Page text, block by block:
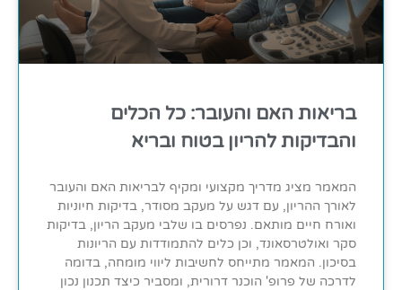
בריאות האם והעובר: כל הכלים
והבדיקות להריון בטוח ובריא
המאמר מציג מדריך מקצועי ומקיף לבריאות האם והעובר
לאורך ההריון, עם דגש על מעקב מסודר, בדיקות חיוניות
ואורח חיים מותאם. נפרסים בו שלבי מעקב הריון, בדיקות
סקר ואולטרסאונד, וכן כלים להתמודדות עם הריונות
בסיכון. המאמר מתייחס לחשיבות ליווי מומחה, בדומה
לדרכה של פרופ' הוכנר דרורית, ומסביר כיצד תכנון נכון